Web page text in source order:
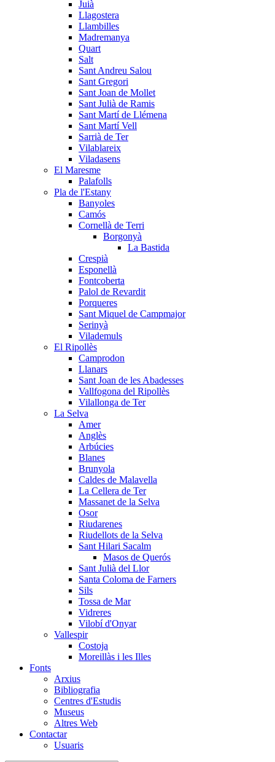
Juià
Llagostera
Llambilles
Madremanya
Quart
Salt
Sant Andreu Salou
Sant Gregori
Sant Joan de Mollet
Sant Julià de Ramis
Sant Martí de Llémena
Sant Martí Vell
Sarrià de Ter
Vilablareix
Viladasens
El Maresme
Palafolls
Pla de l'Estany
Banyoles
Camós
Cornellà de Terri
Borgonyà
La Bastida
Crespià
Esponellà
Fontcoberta
Palol de Revardit
Porqueres
Sant Miquel de Campmajor
Serinyà
Vilademuls
El Ripollès
Camprodon
Llanars
Sant Joan de les Abadesses
Vallfogona del Ripollès
Vilallonga de Ter
La Selva
Amer
Anglès
Arbúcies
Blanes
Brunyola
Caldes de Malavella
La Cellera de Ter
Massanet de la Selva
Osor
Riudarenes
Riudellots de la Selva
Sant Hilari Sacalm
Masos de Querós
Sant Julià del Llor
Santa Coloma de Farners
Sils
Tossa de Mar
Vidreres
Vilobí d'Onyar
Vallespir
Costoja
Moreillàs i les Illes
Fonts
Arxius
Bibliografia
Centres d'Estudis
Museus
Altres Web
Contactar
Usuaris